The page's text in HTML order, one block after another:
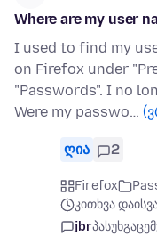
Where are my user
I used to find my
on Firefox under
"Passwords". I no
Were my passwo…
ღია 2
Firefox
კითხვა
jbr